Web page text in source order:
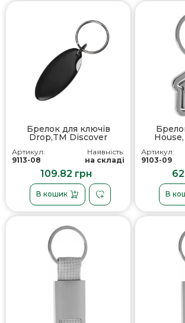
Брелок для ключів
Drop,TM Discover
Артикул:
9113-08
Наявність:
на складі
109.82 грн
В кошик
Артикул:
9103-09
В